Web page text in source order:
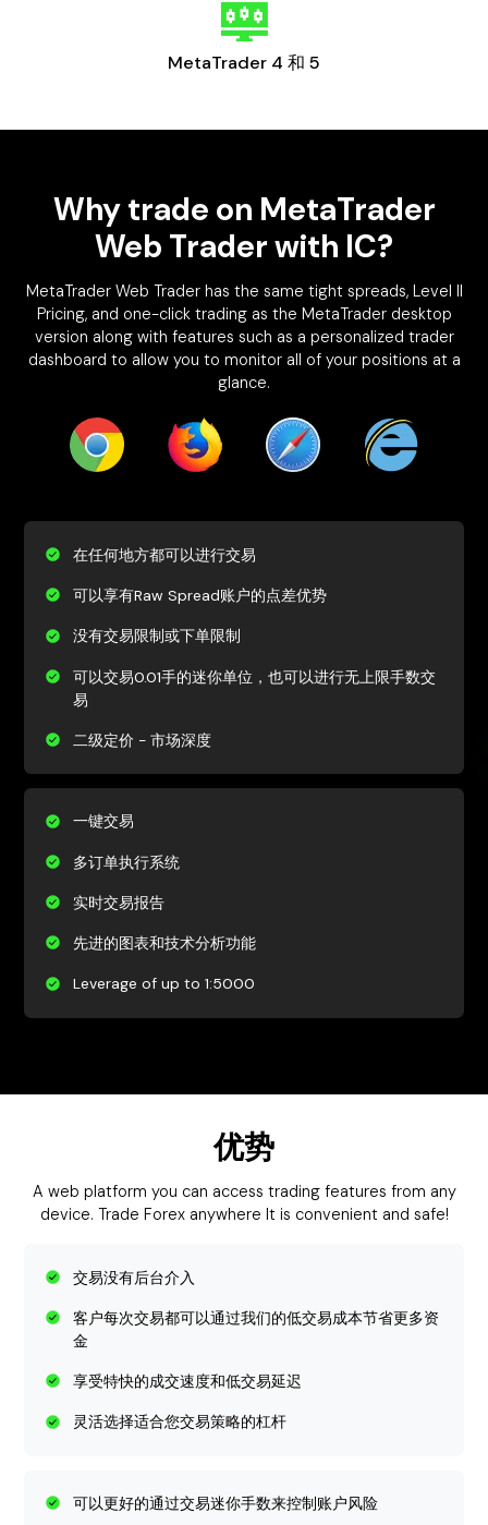
MetaTrader 4 和 5
Why trade on MetaTrader
Web Trader with IC?
MetaTrader Web Trader has the same tight spreads, Level II
Pricing, and one-click trading as the MetaTrader desktop
version along with features such as a personalized trader
dashboard to allow you to monitor all of your positions at a
glance.
在任何地方都可以进行交易
可以享有Raw Spread账户的点差优势
没有交易限制或下单限制
可以交易0.01手的迷你单位，也可以进行无上限手数交
易
二级定价 - 市场深度
一键交易
多订单执行系统
实时交易报告
先进的图表和技术分析功能
Leverage of up to 1:5000
优势
A web platform you can access trading features from any
device. Trade Forex anywhere It is convenient and safe!
交易没有后台介入
客户每次交易都可以通过我们的低交易成本节省更多资
金
享受特快的成交速度和低交易延迟
灵活选择适合您交易策略的杠杆
可以更好的通过交易迷你手数来控制账户风险